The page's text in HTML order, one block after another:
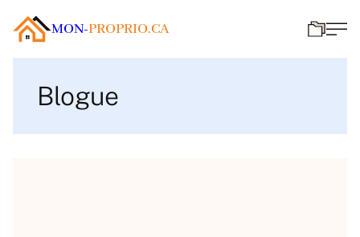
MON-PROPRIO.CA
Blogue